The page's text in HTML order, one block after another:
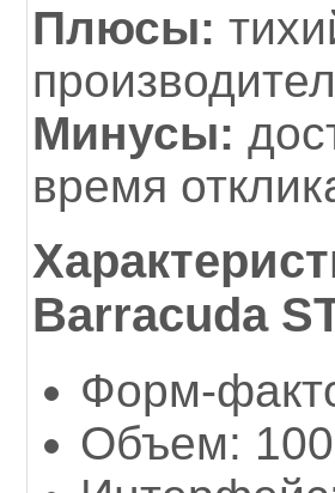
Плюсы:
Минусы:
время
Barracuda
Форм-
Объем: